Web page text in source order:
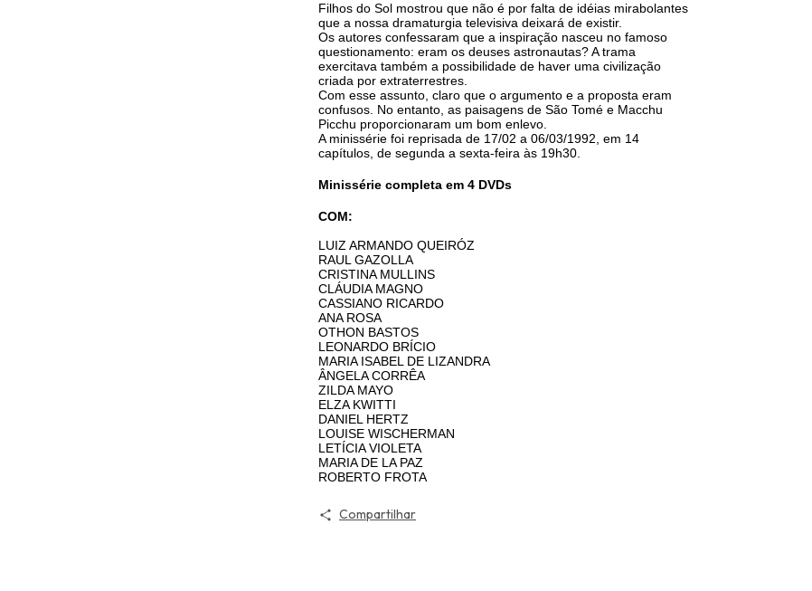
Filhos do Sol mostrou que não é por falta de idéias mirabolantes
que a nossa dramaturgia televisiva deixará de existir.
Os autores confessaram que a inspiração nasceu no famoso
questionamento: eram os deuses astronautas? A trama
exercitava também a possibilidade de haver uma civilização
criada por extraterrestres.
Com esse assunto, claro que o argumento e a proposta eram
confusos. No entanto, as paisagens de São Tomé e Macchu
Picchu proporcionaram um bom enlevo.
A minissérie foi reprisada de 17/02 a 06/03/1992, em 14
capítulos, de segunda a sexta-feira às 19h30.
Minissérie completa em 4 DVDs
COM:
LUIZ ARMANDO QUEIRÓZ
RAUL GAZOLLA
CRISTINA MULLINS
CLÁUDIA MAGNO
CASSIANO RICARDO
ANA ROSA
OTHON BASTOS
LEONARDO BRÍCIO
MARIA ISABEL DE LIZANDRA
ÂNGELA CORRÊA
ZILDA MAYO
ELZA KWITTI
DANIEL HERTZ
LOUISE WISCHERMAN
LETÍCIA VIOLETA
MARIA DE LA PAZ
ROBERTO FROTA
Compartilhar